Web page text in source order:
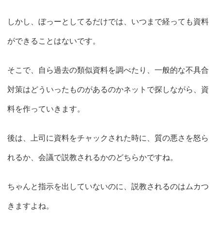
しかし、ぼっーとしてるだけでは、いつまで経っても資料
ができることはないです。
そこで、自ら過去の類似資料を調べたり、一般的な不具合
対策はどういったものがあるのかネットで探しながら、資
料を作っていきます。
後は、上司に資料をチャックされた時に、質の悪さを怒ら
れるか、会議で説教されるかのどちらかですね。
ちゃんと指示を出していないのに、説教されるのはムカつ
きますよね。